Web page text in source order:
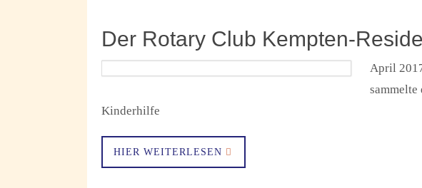
Der Rotary Club Kempten-
April
Kinderhilfe
HIER WEITERLESEN